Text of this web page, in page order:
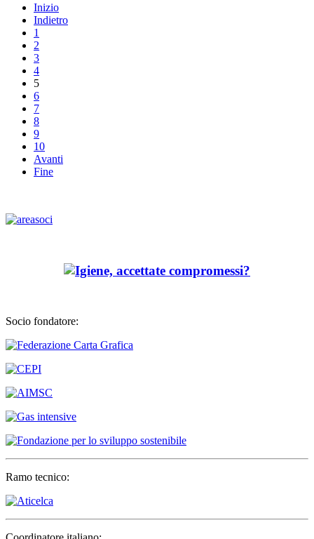
Inizio
Indietro
1
2
3
4
5
6
7
8
9
10
Avanti
Fine
Socio fondatore:
Ramo tecnico: